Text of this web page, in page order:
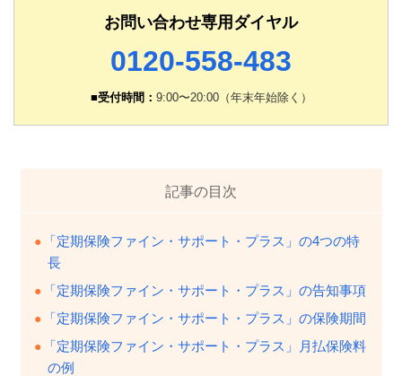
お問い合わせ専用ダイヤル
0120-558-483
■受付時間： 9:00〜20:00（年末年始除く）
記事の目次
「定期保険ファイン・サポート・プラス」の4つの特
長
「定期保険ファイン・サポート・プラス」の告知事項
「定期保険ファイン・サポート・プラス」の保険期間
「定期保険ファイン・サポート・プラス」月払保険料
の例